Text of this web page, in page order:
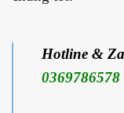
Hotline &
0369786578